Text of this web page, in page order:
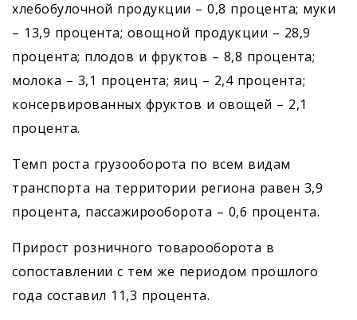
хлебобулочной продукции – 0,8 процента; муки
– 13,9 процента; овощной продукции – 28,9
процента; плодов и фруктов – 8,8 процента;
молока – 3,1 процента; яиц – 2,4 процента;
консервированных фруктов и овощей – 2,1
процента.
Темп роста грузооборота по всем видам
транспорта на территории региона равен 3,9
процента, пассажирооборота – 0,6 процента.
Прирост розничного товарооборота в
сопоставлении с тем же периодом прошлого
года составил 11,3 процента.